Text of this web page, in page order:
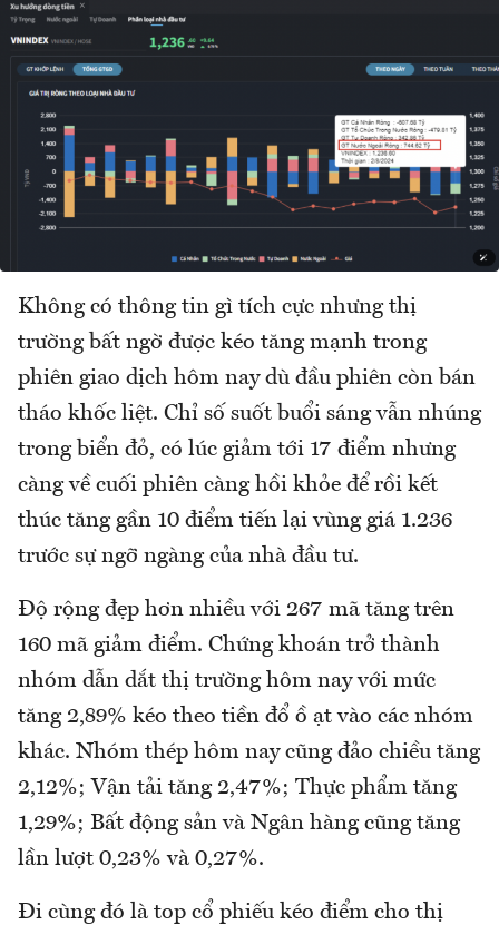
Không có thông tin gì tích cực nhưng thị
trường bất ngờ được kéo tăng mạnh trong
phiên giao dịch hôm nay dù đầu phiên còn bán
tháo khốc liệt. Chỉ số suốt buổi sáng vẫn nhúng
trong biển đỏ, có lúc giảm tới 17 điểm nhưng
càng về cuối phiên càng hồi khỏe để rồi kết
thúc tăng gần 10 điểm tiến lại vùng giá 1.236
trước sự ngỡ ngàng của nhà đầu tư.
Độ rộng đẹp hơn nhiều với 267 mã tăng trên
160 mã giảm điểm. Chứng khoán trở thành
nhóm dẫn dắt thị trường hôm nay với mức
tăng 2,89% kéo theo tiền đổ ồ ạt vào các nhóm
khác. Nhóm thép hôm nay cũng đảo chiều tăng
2,12%; Vận tải tăng 2,47%; Thực phẩm tăng
1,29%; Bất động sản và Ngân hàng cũng tăng
lần lượt 0,23% và 0,27%.
Đi cùng đó là top cổ phiếu kéo điểm cho thị